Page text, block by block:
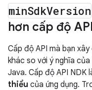
minSdkVersion
hơn cấp độ
Cấp độ API mà bạn
khác so với ý nghĩa của
Java. Cấp độ API NDK
thiểu của ứng dụng.